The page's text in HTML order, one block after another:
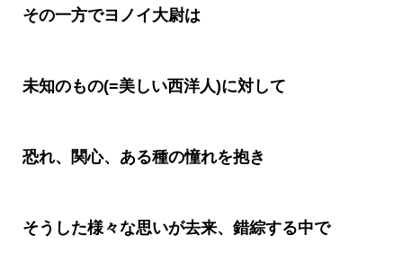
その一方でヨノイ大尉は
未知のもの(=美しい西洋人)に対して
恐れ、関心、ある種の憧れを抱き
そうした様々な思いが去来、錯綜する中で